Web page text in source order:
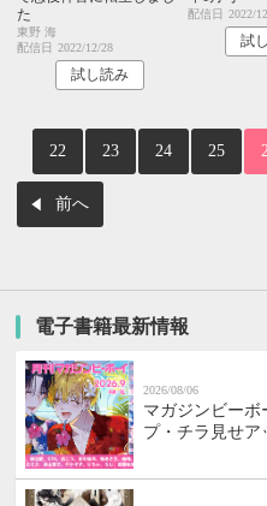
た
東野 海
配信日
2022/12/28
試し読み
配信日 2022/
試
前へ
22 23 24 25
電子書籍最新情報
2026/08/06
マガジンビーボ
プ・チラ見せア